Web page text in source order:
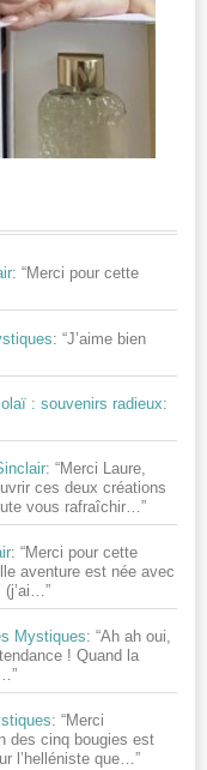
: “Merci pour cette
: “J’aime bien
: souvenirs radieux:
: “Merci Laure,
ces deux créations
vous rafraîchir… ”
: “Merci pour cette
aventure est née avec
”
Mystiques: “Ah ah oui,
! Quand la
”
: “Merci
des cinq bougies est
l’helléniste que…”